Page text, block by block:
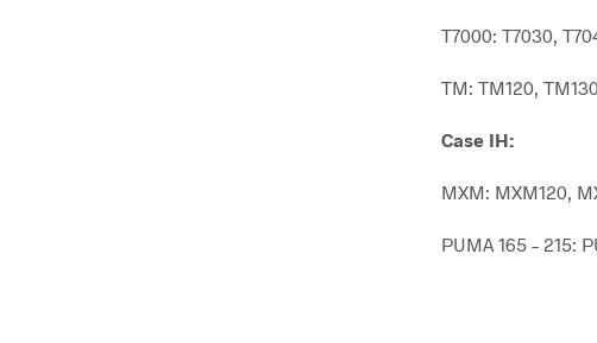
T7000: T7030,
TM: TM120,
Case IH:
MXM: MXM120,
PUMA 165 – 215: